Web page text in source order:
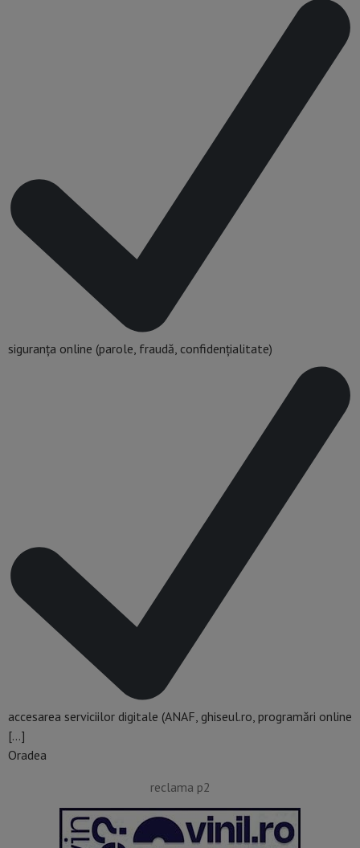
siguranța online (parole, fraudă, confidențialitate)
accesarea serviciilor digitale (ANAF, ghiseul.ro, programări online
[…]
Oradea
reclama p2